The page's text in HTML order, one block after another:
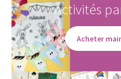
Activités
Acheter